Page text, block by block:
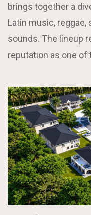
brings together a
Latin music, reggae,
sounds. The lineup
reputation as one of